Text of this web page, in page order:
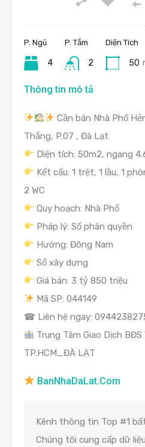
P. Ngủ
4
P. Tắm
2
Diện Tích
50
Thông tin mô tả
Cần bán Nhà Phố
Thắng, P.07 , Đà Lạt
Diện tích: 50m2, ngang
Kết cấu: 1 trệt, 1 lầu, 1
2 WC
Quy hoạch: Nhà Phố
Pháp lý: Sổ phân quyền
Hướng: Đông Nam
Sổ xây dựng
Giá bán: 3 tỷ 850 triệu
Mã SP: 044149
☎ Liên hệ ngay:
Trung Tâm Giao Dịch BĐS
TP.HCM_ĐÀ LẠT
BanNhaDaLat.Com
Kênh thông tin Top #1
Chúng tôi cung cấp dữ